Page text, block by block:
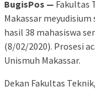
BugisPos — Fakultas
Makassar meyudisium
hasil 38 mahasiswa
(8/02/2020). Prosesi
Unismuh Makassar.
Dekan Fakultas